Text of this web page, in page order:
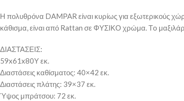
Η πολυθρόνα DAMPAR είναι κυρίως για εξωτερικούς
κάθισμα, είναι από Rattan σε ΦΥΣΙΚΟ χρώμα. Τo
ΔΙΑΣΤΑΣΕΙΣ:
59x61x80Υ εκ.
Διαστάσεις καθίσματος: 40×42 εκ.
Διαστάσεις πλάτης: 39×37 εκ.
Ύψος μπράτσου: 72 εκ.